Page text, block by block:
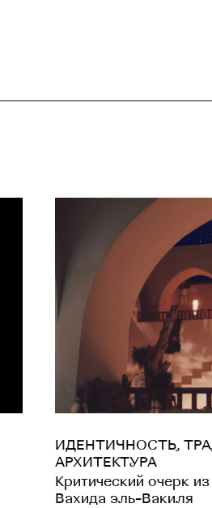
ИДЕНТИЧНОСТЬ,
АРХИТЕКТУРА
Критический очерк
Вахида эль-Вакиля